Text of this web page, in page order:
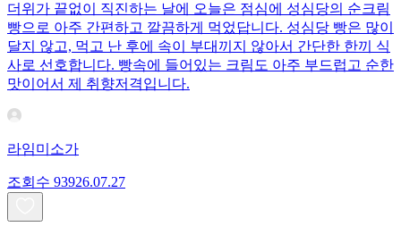
더위가 끝없이 직진하는 날에 오늘은 점심에 성심당의 순크림
빵으로 아주 간편하고 깔끔하게 먹었답니다. 성심당 빵은 많이
달지 않고, 먹고 난 후에 속이 부대끼지 않아서 간단한 한끼 식
사로 선호합니다. 빵속에 들어있는 크림도 아주 부드럽고 순한
맛이어서 제 취향저격입니다.
라임미소가
조회수 93926.07.27